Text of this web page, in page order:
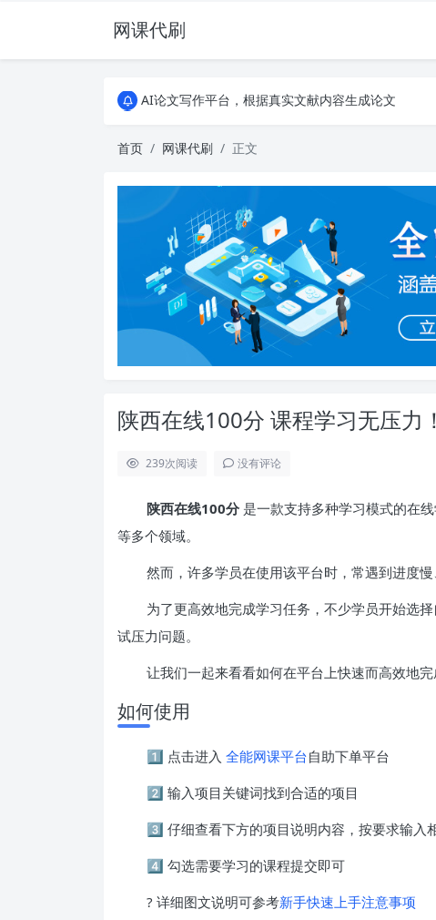
网课代刷
AI论文写作平台，根据真实文献内容生成论文
全能网课平台，大学生网课、成教、培训、继续教
全能网课平台，大学生网课、成教、培训、继续教
首页 网课代刷 正文
陕西在线100分 课程学习无压力
239次阅读 没有评论
陕西在线100分 是一款支持多种学习模式的在
等多个领域。
然而，许多学员在使用该平台时，常遇到进度
为了更高效地完成学习任务，不少学员开始选
试压力问题。
让我们一起来看看如何在平台上快速而高效地
如何使用
1️⃣ 点击进入 全能网课平台自助下单平台
2️⃣ 输入项目关键词找到合适的项目
3️⃣ 仔细查看下方的项目说明内容，按要求输入
4️⃣ 勾选需要学习的课程提交即可
? 详细图文说明可参考新手快速上手注意事项